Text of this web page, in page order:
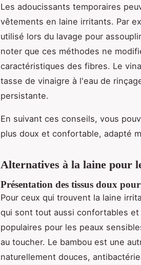
Les adoucissants temporaires
vêtements en laine irritants. Par
utilisé lors du lavage pour
noter que ces méthodes ne
caractéristiques des fibres. Le
tasse de vinaigre à l'eau de
persistante.
En suivant ces conseils, vous
plus doux et confortable, adapté
Alternatives à la laine pour
Présentation des tissus doux
Pour ceux qui trouvent la laine
qui sont tout aussi confortables
populaires pour les peaux
au toucher. Le bambou est une
naturellement douces,